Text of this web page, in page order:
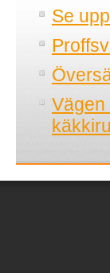
Se
Vägen